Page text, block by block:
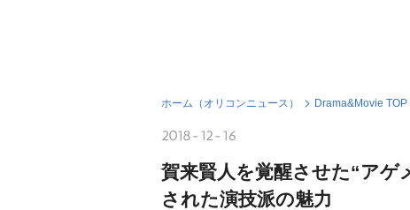
ホーム（オリコンニュース） Drama&Movie TOP
2018-12-16
賀来賢人を覚醒させた“ア
された演技派の魅力